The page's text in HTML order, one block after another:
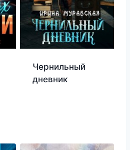
Чернильный
дневник